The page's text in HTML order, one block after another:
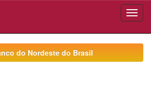
do Nordeste do Brasil